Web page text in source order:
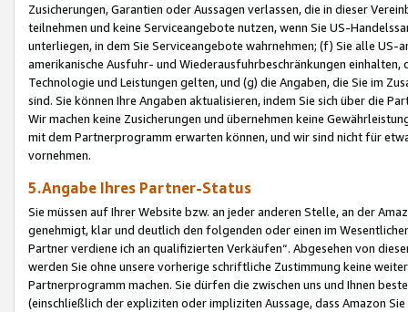
Zusicherungen, Garantien oder Aussagen verlassen, die in dieser
teilnehmen und keine Serviceangebote nutzen, wenn Sie US-
unterliegen, in dem Sie Serviceangebote wahrnehmen; (f) Sie alle
amerikanische Ausfuhr- und Wiederausfuhrbeschränkungen
Technologie und Leistungen gelten, und (g) die Angaben, die Sie im
sind. Sie können Ihre Angaben aktualisieren, indem Sie sich über die
Wir machen keine Zusicherungen und übernehmen keine
mit dem Partnerprogramm erwarten können, und wir sind nicht für
vornehmen.
5.Angabe Ihres Partner-Status
Sie müssen auf Ihrer Website bzw. an jeder anderen Stelle, an der
genehmigt, klar und deutlich den folgenden oder einen im
Partner verdiene ich an qualifizierten Verkäufen“. Abgesehen von
werden Sie ohne unsere vorherige schriftliche Zustimmung keine
Partnerprogramm machen. Sie dürfen die zwischen uns und Ihnen
(einschließlich der expliziten oder impliziten Aussage, dass Amazon